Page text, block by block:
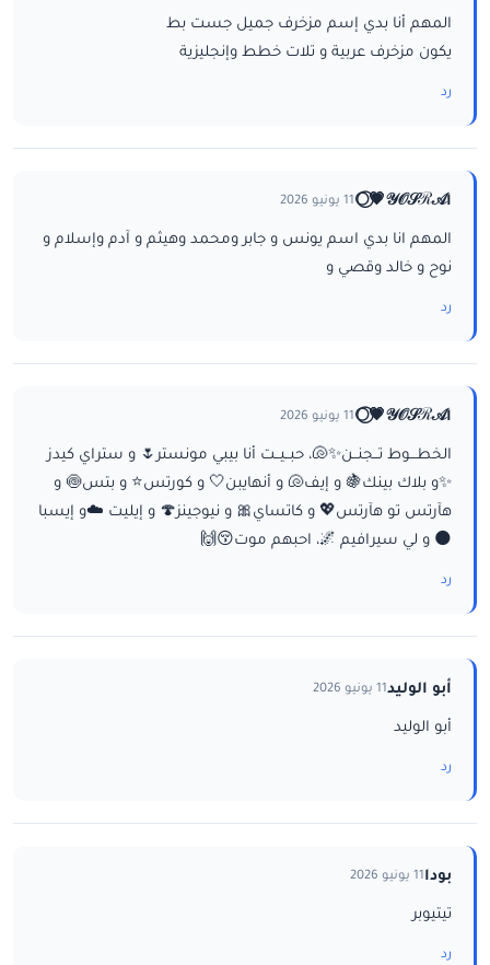
المهم أنا بدي إسم مزخرف جميل جست بط
يكون مزخرف عربية و تلات خطط وإنجليزية
رد
ا𝒴𝒪𝒮ℛ𝒜💗⃝🌕 11 يونيو 2026
المهم انا بدي اسم يونس و جابر ومحمد وهيثم و آدم وإسلام و
نوح و خالد وقصي و
رد
ا𝒴𝒪𝒮ℛ𝒜💗⃝🌕 11 يونيو 2026
الخطـــوط تــجنــن✨🐚، حبــيــت أنا بيبي مونستر🌷 و ستراي كيدز
✨و بلاك بينك🍇 و إيف🐚 و أنهايبن🤍 و كورتس⭐ و بتس🍥 و
هآرتس تو هآرتس💖 و كاتساي🎀 و نيوجينز🍄 و إيليت ☁️و إيسبا
🌑 و لي سيرافيم 🌌، احبهم موت😚🙌
رد
أبو الوليد11 يونيو 2026
أبو الوليد
رد
بودا11 يونيو 2026
تيتيوبر
رد